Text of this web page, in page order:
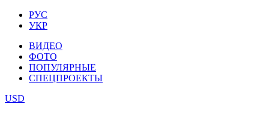
РУС
УКР
ВИДЕО
ФОТО
ПОПУЛЯРНЫЕ
СПЕЦПРОЕКТЫ
USD